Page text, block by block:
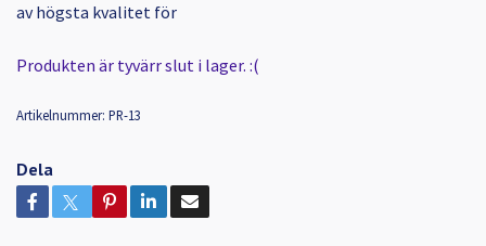
av högsta kvalitet för
Produkten är tyvärr slut i lager. :(
Artikelnummer: PR-13
Dela